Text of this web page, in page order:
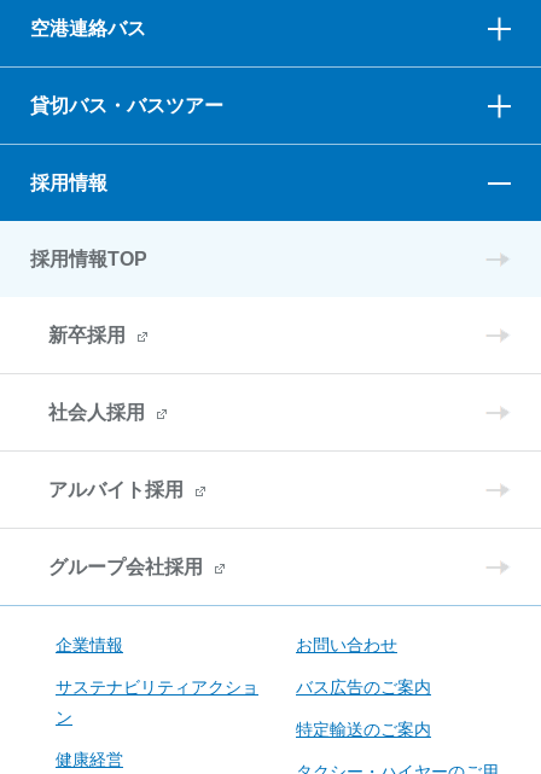
空港連絡バス
貸切バス・バスツアー
採用情報
採用情報TOP
新卒採用
社会人採用
アルバイト採用
グループ会社採用
企業情報
サステナビリティアクショ
ン
健康経営
お問い合わせ
バス広告のご案内
特定輸送のご案内